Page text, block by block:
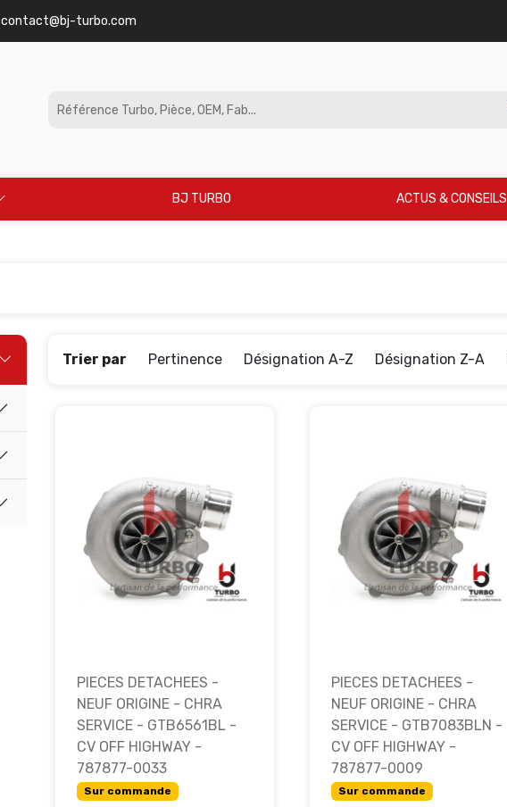
contact@bj-turbo.com
BJ TURBO ACTUS & CONSEILS
Trier par Pertinence Désignation A-Z Désignation Z-A
PIECES DETACHEES -
NEUF ORIGINE - CHRA
SERVICE - GTB6561BL -
CV OFF HIGHWAY -
787877-0033
Sur commande
PIECES DETACHEES -
NEUF ORIGINE - CHRA
SERVICE - GTB7083BLN -
CV OFF HIGHWAY -
787877-0009
Sur commande